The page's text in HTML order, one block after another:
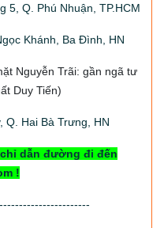
5, Q. Phú Nhuận, TP.HCM
Khánh, Ba Đình, HN
Nguyễn Trãi: gần ngã tư
Duy Tiến)
Q. Hai Bà Trưng, HN
dẫn đường đi đến
!